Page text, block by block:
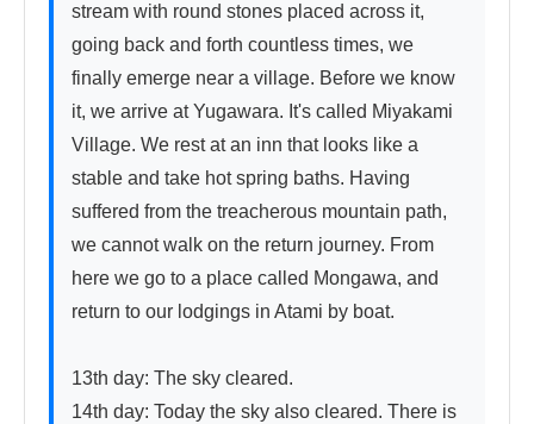
stream with round stones placed across it,
going back and forth countless times, we
finally emerge near a village. Before we know
it, we arrive at Yugawara. It's called Miyakami
Village. We rest at an inn that looks like a
stable and take hot spring baths. Having
suffered from the treacherous mountain path,
we cannot walk on the return journey. From
here we go to a place called Mongawa, and
return to our lodgings in Atami by boat.
13th day: The sky cleared.
14th day: Today the sky also cleared. There is